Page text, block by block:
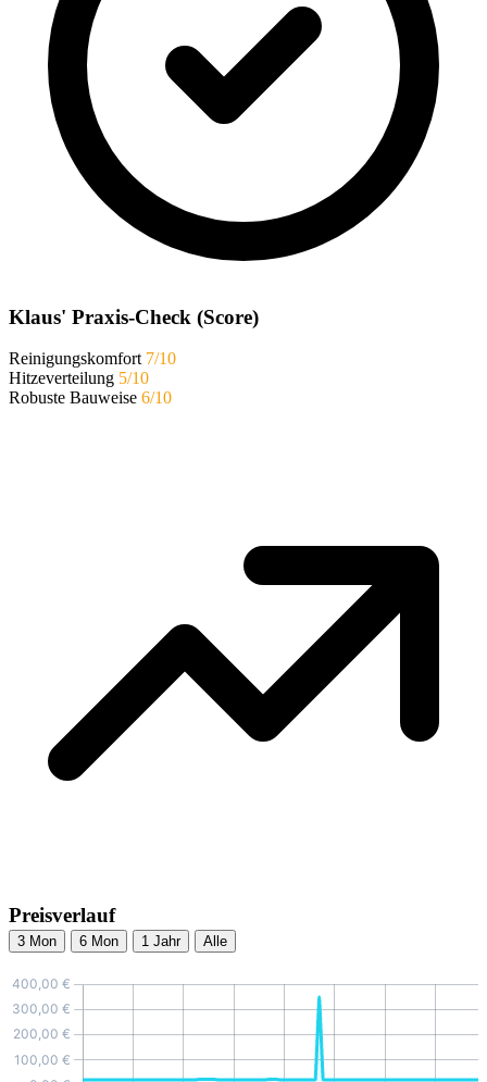
Klaus' Praxis-Check (Score)
Reinigungskomfort 7/10
Hitzeverteilung 5/10
Robuste Bauweise 6/10
Preisverlauf
3 Mon 6 Mon 1 Jahr Alle